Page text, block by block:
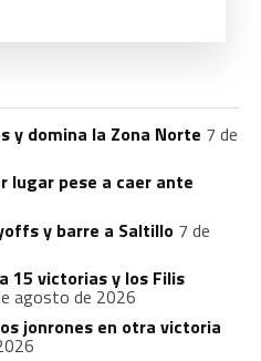
y domina la Zona Norte 7 de
lugar pese a caer ante
y barre a Saltillo 7 de
15 victorias y los Filis
agosto de 2026
jonrones en otra victoria